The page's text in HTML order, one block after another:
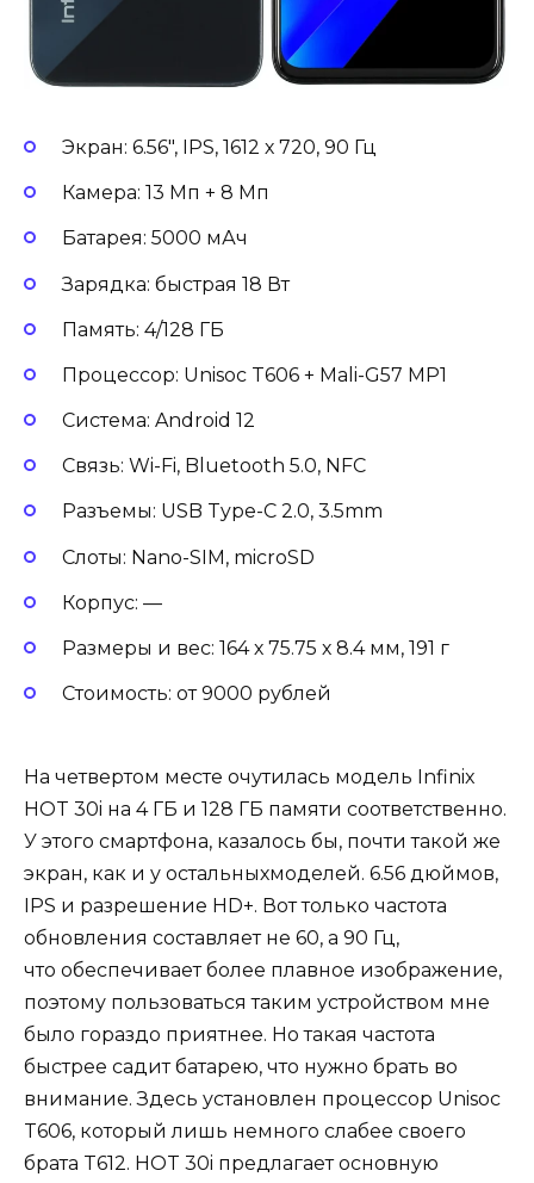
Экран: 6.56″, IPS, 1612 х 720, 90 Гц
Камера: 13 Мп + 8 Мп
Батарея: 5000 мАч
Зарядка: быстрая 18 Вт
Память: 4/128 ГБ
Процессор: Unisoc T606 + Mali-G57 MP1
Система: Android 12
Связь: Wi-Fi, Bluetooth 5.0, NFC
Разъемы: USB Type-C 2.0, 3.5mm
Слоты: Nano-SIM, microSD
Корпус: —
Размеры и вес: 164 х 75.75 х 8.4 мм, 191 г
Стоимость: от 9000 рублей
На четвертом месте очутилась модель Infinix
HOT 30i на 4 ГБ и 128 ГБ памяти соответственно.
У этого смартфона, казалось бы, почти такой же
экран, как и у остальныхмоделей. 6.56 дюймов,
IPS и разрешение HD+. Вот только частота
обновления составляет не 60, а 90 Гц,
что обеспечивает более плавное изображение,
поэтому пользоваться таким устройством мне
было гораздо приятнее. Но такая частота
быстрее садит батарею, что нужно брать во
внимание. Здесь установлен процессор Unisoc
T606, который лишь немного слабее своего
брата T612. HOT 30i предлагает основную